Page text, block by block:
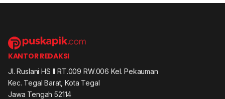
KANTOR REDAKSI
Jl. Ruslani HS II RT.009 RW.006 Kel. Pekauman
Kec. Tegal Barat, Kota Tegal
Jawa Tengah 52114